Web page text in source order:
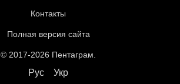
Контакты
Полная версия сайта
© 2017-2026 Пентаграм.
Рус Укр